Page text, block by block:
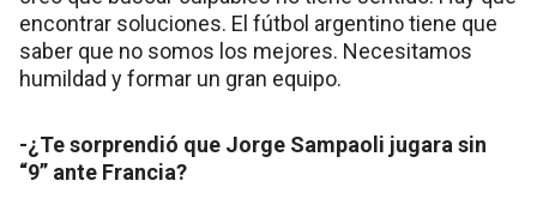
encontrar soluciones. El fútbol argentino tiene que
saber que no somos los mejores. Necesitamos
humildad y formar un gran equipo.
-¿Te sorprendió que Jorge Sampaoli jugara sin
“9” ante Francia?